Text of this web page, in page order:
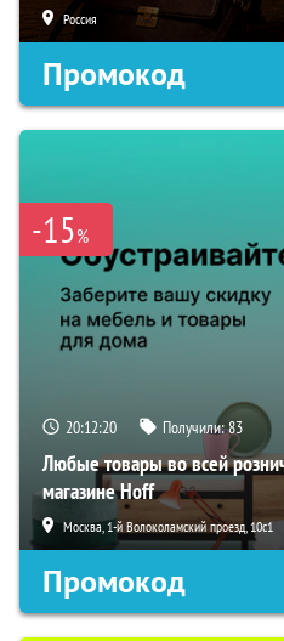
Россия
Промокод
-15%
20:12:19 Получили:83
Любые товары во всей
магазине Hoff
Москва, 1-й Волоколамский проезд, 10с1
Промокод